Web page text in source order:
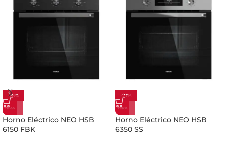
-16%
Horno Eléctrico NEO HSB
6150 FBK
-21%
Horno Eléctrico NEO HSB
6350 SS